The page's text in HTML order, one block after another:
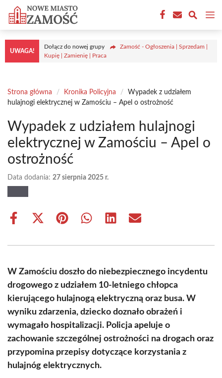
Przejdź
treści
UWAGA!
Dołącz do nowej grupy
Zamość - Ogłoszenia | Sprzedam |
Kupię | Zamienię | Praca
Strona główna / Kronika Policyjna /
Wypadek z udziałem
hulajnogi elektrycznej w Zamościu – Apel o ostrożność
Wypadek z udziałem hulajnogi
elektrycznej w Zamościu – Apel o
ostrożność
Data dodania: 27 sierpnia 2025 r.
Share
Share
(Twitter)
Share Share Share Share
W Zamościu doszło do niebezpiecznego incydentu
drogowego z udziałem 10-letniego chłopca
kierującego hulajnogą elektryczną oraz busa. W
wyniku zdarzenia, dziecko doznało obrażeń i
wymagało hospitalizacji. Policja apeluje o
zachowanie szczególnej ostrożności na drogach oraz
przypomina przepisy dotyczące korzystania z
hulajnóg elektrycznych.